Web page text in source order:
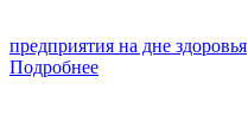
предприятия на дне здоровья
Подробнее